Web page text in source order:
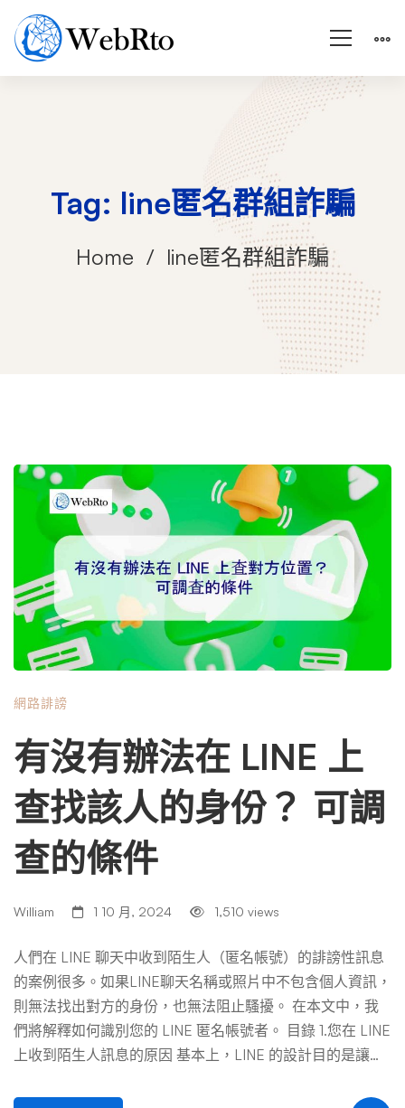
Tag: line匿名群組詐騙
Home line匿名群組詐騙
網路誹謗
有沒有辦法在 LINE 上
查找該人的身份？ 可調
查的條件
William 1 10 月, 2024 1,510 views
人們在 LINE 聊天中收到陌生人（匿名帳號）的誹謗性訊息
的案例很多。如果LINE聊天名稱或照片中不包含個人資訊，
則無法找出對方的身份，也無法阻止騷擾。 在本文中，我
們將解釋如何識別您的 LINE 匿名帳號者。 目錄 1.您在 LINE
上收到陌生人訊息的原因 基本上，LINE 的設計目的是讓您
碼添加它。以下是您收到陌生人發送的 LINE 訊息的可能原